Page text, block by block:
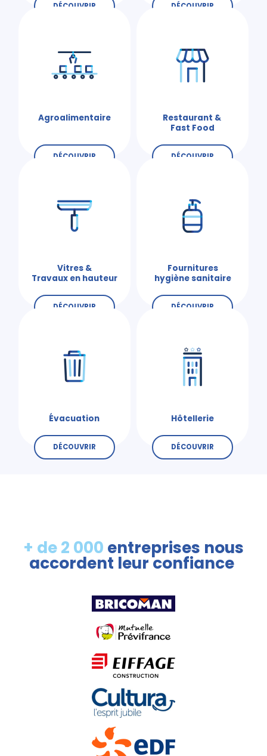
DÉCOUVRIR DÉCOUVRIR
Agroalimentaire
DÉCOUVRIR
Restaurant &
Fast Food
DÉCOUVRIR
Vitres &
Travaux en hauteur
DÉCOUVRIR
Fournitures
hygiène sanitaire
DÉCOUVRIR
Évacuation
DÉCOUVRIR
Hôtellerie
DÉCOUVRIR
+ de 2 000 entreprises nous
accordent leur confiance